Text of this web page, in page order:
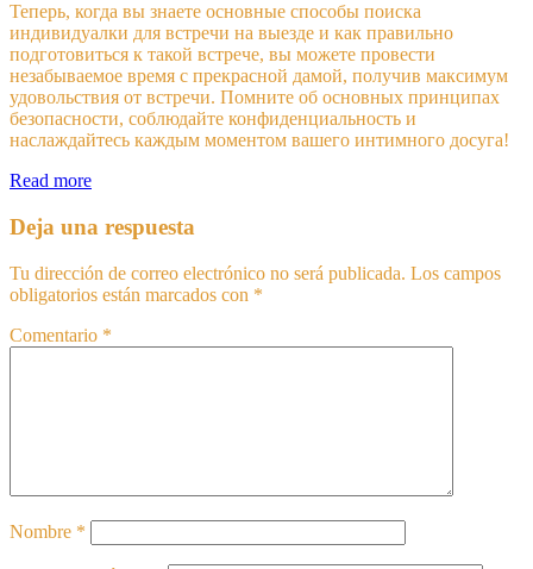
Теперь, когда вы знаете основные способы поиска
индивидуалки для встречи на выезде и как правильно
подготовиться к такой встрече, вы можете провести
незабываемое время с прекрасной дамой, получив максимум
удовольствия от встречи. Помните об основных принципах
безопасности, соблюдайте конфиденциальность и
наслаждайтесь каждым моментом вашего интимного досуга!
Read more
Deja una respuesta
Tu dirección de correo electrónico no será publicada. Los campos
obligatorios están marcados con *
Comentario *
Nombre *